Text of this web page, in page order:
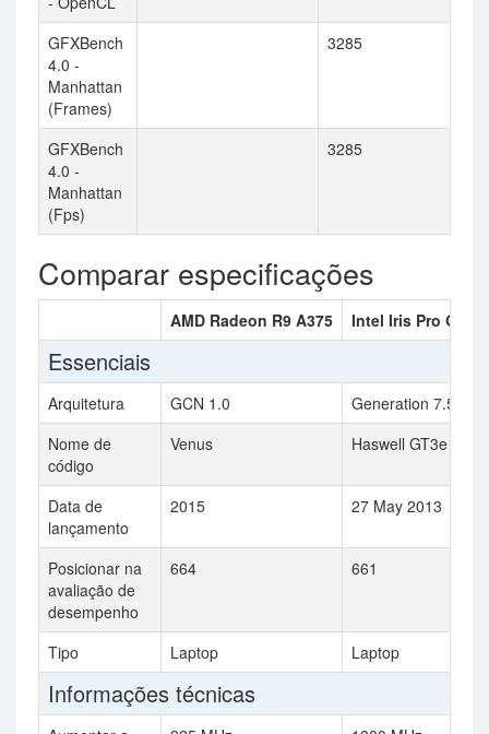
GFXBench
4.0 -
Manhattan
(Frames)
3285
GFXBench
4.0 -
Manhattan
(Fps)
3285
Comparar especificações
AMD Radeon R9 A375 Intel Iris Pro
Essenciais
Arquitetura GCN 1.0
Generation 7.5
Nome de
código
Venus Haswell GT3e
Data de
lançamento
2015 27 May 2013
Posicionar na
avaliação de
desempenho
664 661
Tipo Laptop Laptop
Informações técnicas